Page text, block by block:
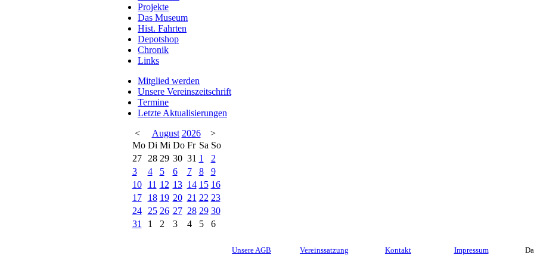
Projekte
Das Museum
Hist. Fahrten
Depotshop
Chronik
Links
Mitglied werden
Unsere Vereinszeitschrift
Termine
Letzte Aktualisierungen
<
August 2026
>
Mo Di Mi Do Fr Sa So
27
28 29 30 31 1
2
3
4 5 6 7 8
9
10
11 12 13 14 15 16
17
18 19 20 21 22 23
24
25 26 27 28 29 30
31
1 2 3 4 5 6
Unsere AGB Vereinssatzung Kontakt Impressum